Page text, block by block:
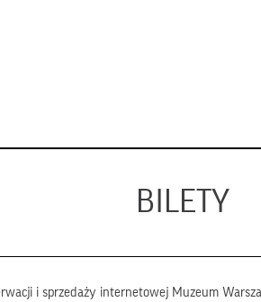
BILETY
i sprzedaży internetowej Muzeum